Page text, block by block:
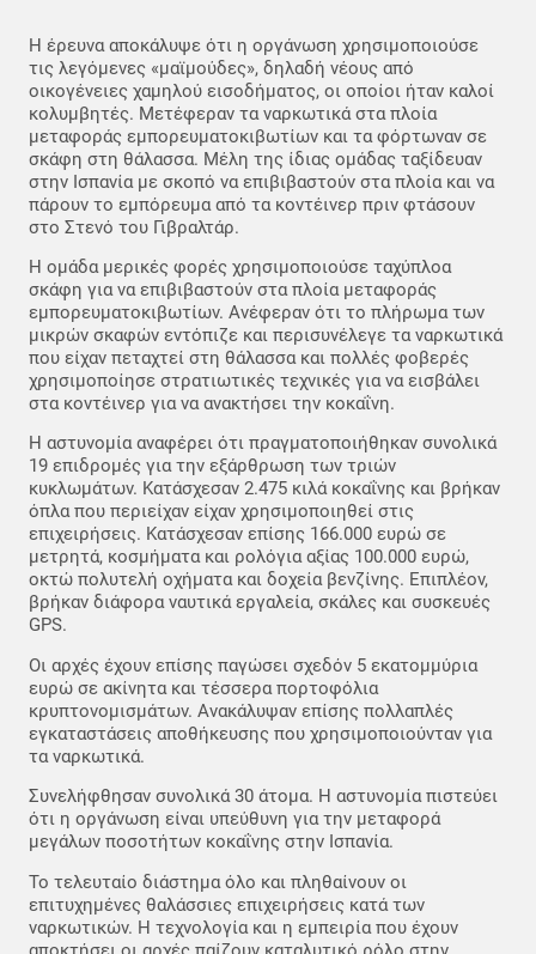
Η έρευνα αποκάλυψε ότι η οργάνωση χρησιμοποιούσε
τις λεγόμενες «μαϊμούδες», δηλαδή νέους από
οικογένειες χαμηλού εισοδήματος, οι οποίοι ήταν καλοί
κολυμβητές. Μετέφεραν τα ναρκωτικά στα πλοία
μεταφοράς εμπορευματοκιβωτίων και τα φόρτωναν σε
σκάφη στη θάλασσα. Μέλη της ίδιας ομάδας ταξίδευαν
στην Ισπανία με σκοπό να επιβιβαστούν στα πλοία και να
πάρουν το εμπόρευμα από τα κοντέινερ πριν φτάσουν
στο Στενό του Γιβραλτάρ.
Η ομάδα μερικές φορές χρησιμοποιούσε ταχύπλοα
σκάφη για να επιβιβαστούν στα πλοία μεταφοράς
εμπορευματοκιβωτίων. Ανέφεραν ότι το πλήρωμα των
μικρών σκαφών εντόπιζε και περισυνέλεγε τα ναρκωτικά
που είχαν πεταχτεί στη θάλασσα και πολλές φοβερές
χρησιμοποίησε στρατιωτικές τεχνικές για να εισβάλει
στα κοντέινερ για να ανακτήσει την κοκαΐνη.
Η αστυνομία αναφέρει ότι πραγματοποιήθηκαν συνολικά
19 επιδρομές για την εξάρθρωση των τριών
κυκλωμάτων. Κατάσχεσαν 2.475 κιλά κοκαΐνης και βρήκαν
όπλα που περιείχαν είχαν χρησιμοποιηθεί στις
επιχειρήσεις. Κατάσχεσαν επίσης 166.000 ευρώ σε
μετρητά, κοσμήματα και ρολόγια αξίας 100.000 ευρώ,
οκτώ πολυτελή οχήματα και δοχεία βενζίνης. Επιπλέον,
βρήκαν διάφορα ναυτικά εργαλεία, σκάλες και συσκευές
GPS.
Οι αρχές έχουν επίσης παγώσει σχεδόν 5 εκατομμύρια
ευρώ σε ακίνητα και τέσσερα πορτοφόλια
κρυπτονομισμάτων. Ανακάλυψαν επίσης πολλαπλές
εγκαταστάσεις αποθήκευσης που χρησιμοποιούνταν για
τα ναρκωτικά.
Συνελήφθησαν συνολικά 30 άτομα. Η αστυνομία πιστεύει
ότι η οργάνωση είναι υπεύθυνη για την μεταφορά
μεγάλων ποσοτήτων κοκαΐνης στην Ισπανία.
Το τελευταίο διάστημα όλο και πληθαίνουν οι
επιτυχημένες θαλάσσιες επιχειρήσεις κατά των
ναρκωτικών. Η τεχνολογία και η εμπειρία που έχουν